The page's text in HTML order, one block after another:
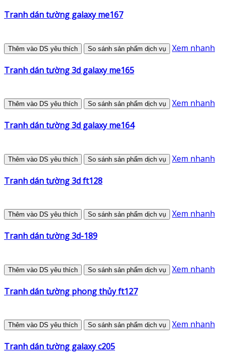
Tranh dán tường galaxy me167
Thêm vào DS yêu thích So sánh sản phẩm dịch vụ Xem nhanh
Tranh dán tường 3d galaxy me165
Thêm vào DS yêu thích So sánh sản phẩm dịch vụ Xem nhanh
Tranh dán tường 3d galaxy me164
Thêm vào DS yêu thích So sánh sản phẩm dịch vụ Xem nhanh
Tranh dán tường 3d ft128
Thêm vào DS yêu thích So sánh sản phẩm dịch vụ Xem nhanh
Tranh dán tường 3d-189
Thêm vào DS yêu thích So sánh sản phẩm dịch vụ Xem nhanh
Tranh dán tường phong thủy ft127
Thêm vào DS yêu thích So sánh sản phẩm dịch vụ Xem nhanh
Tranh dán tường galaxy c205